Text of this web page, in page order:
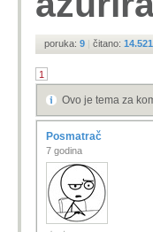
poruka: 9 | čitano: 14.521
1
Ovo je tema za
Posmatrač
7 godina